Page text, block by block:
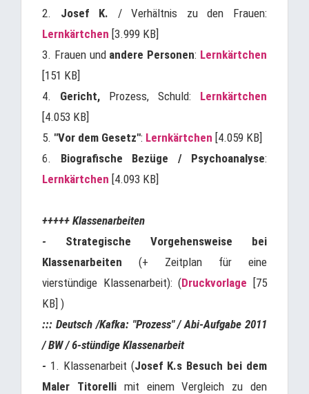
2. Josef K. / Verhältnis zu den Frauen:
Lernkärtchen [3.999 KB]
3. Frauen und andere Personen: Lernkärtchen
[151 KB]
4. Gericht, Prozess, Schuld: Lernkärtchen
[4.053 KB]
5. "Vor dem Gesetz": Lernkärtchen [4.059 KB]
6. Biografische Bezüge / Psychoanalyse:
Lernkärtchen [4.093 KB]
+++++ Klassenarbeiten
- Strategische Vorgehensweise bei
Klassenarbeiten (+ Zeitplan für eine
vierstündige Klassenarbeit): (Druckvorlage [75
KB] )
::: Deutsch /Kafka: "Prozess" / Abi-Aufgabe 2011
/ BW / 6-stündige Klassenarbeit
- 1. Klassenarbeit (Josef K.s Besuch bei dem
Maler Titorellimit einem Vergleich zu den